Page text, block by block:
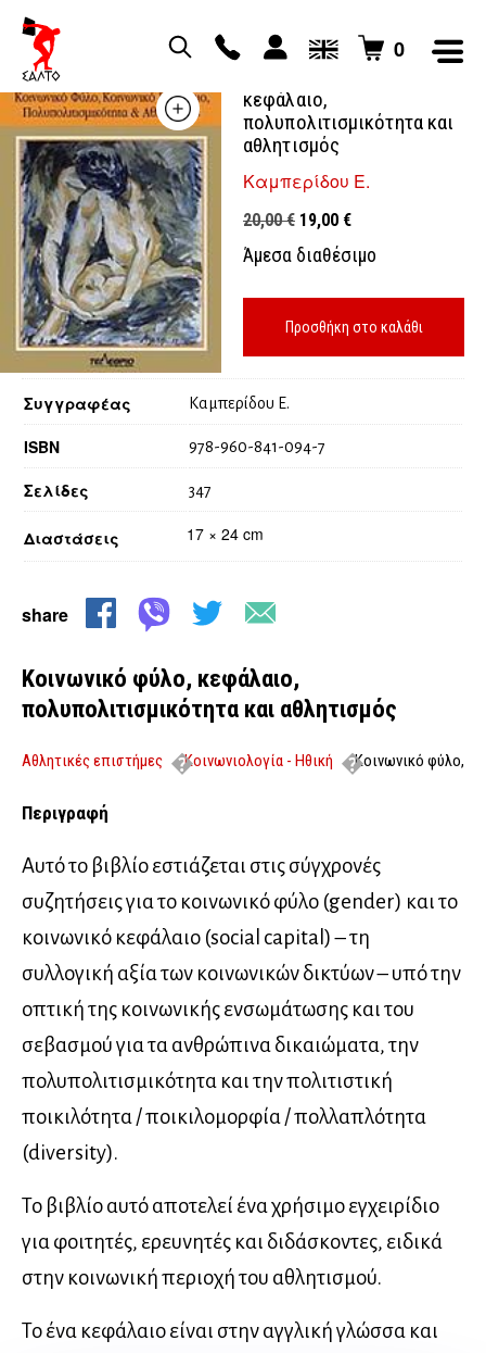
0
κεφάλαιο,
πολυπολιτισμικότητα και
αθλητισμός
Καμπερίδου Ε.
20,00€ Original
price
20,00 €.
19,00 €Η
τρέχουσα
τιμή
είναι:
19,00 €.
Άμεσα διαθέσιμο
Προσθήκη στο καλάθι
Διαστάσεις 17 × 24 cm
Συγγραφέας Καμπερίδου Ε.
ISBN 978-960-841-094-7
Σελίδες 347
share
Κοινωνικό φύλο, κεφάλαιο,
πολυπολιτισμικότητα και αθλητισμός
Αθλητικές επιστήμες Κοινωνιολογία - Ηθική
Κοινωνικό φύλο,
Περιγραφή
Αυτό το βιβλίο εστιάζεται στις σύγχρονές
συζητήσεις για το κοινωνικό φύλο (gender) και το
κοινωνικό κεφάλαιο (social capital) – τη
συλλογική αξία των κοινωνικών δικτύων – υπό την
οπτική της κοινωνικής ενσωμάτωσης και του
σεβασμού για τα ανθρώπινα δικαιώματα, την
πολυπολιτισμικότητα και την πολιτιστική
ποικιλότητα / ποικιλομορφία / πολλαπλότητα
(diversity).
Το βιβλίο αυτό αποτελεί ένα χρήσιμο εγχειρίδιο
για φοιτητές, ερευνητές και διδάσκοντες, ειδικά
στην κοινωνική περιοχή του αθλητισμού.
Το ένα κεφάλαιο είναι στην αγγλική γλώσσα και